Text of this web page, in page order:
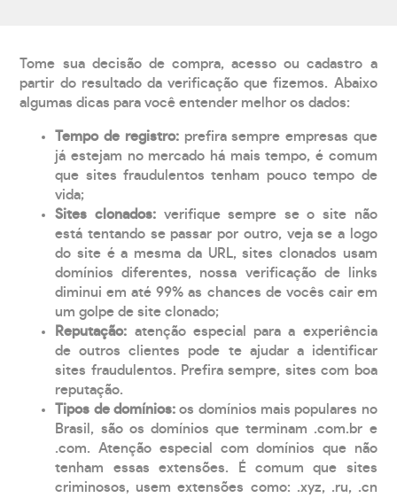
Tome sua decisão de compra, acesso ou cadastro a
partir do resultado da verificação que fizemos. Abaixo
algumas dicas para você entender melhor os dados:
Tempo de registro: prefira sempre empresas que
já estejam no mercado há mais tempo, é comum
que sites fraudulentos tenham pouco tempo de
vida;
Sites clonados: verifique sempre se o site não
está tentando se passar por outro, veja se a logo
do site é a mesma da URL, sites clonados usam
domínios diferentes, nossa verificação de links
diminui em até 99% as chances de vocês cair em
um golpe de site clonado;
Reputação: atenção especial para a experiência
de outros clientes pode te ajudar a identificar
sites fraudulentos. Prefira sempre, sites com boa
reputação.
Tipos de domínios:os domínios mais populares no
Brasil, são os domínios que terminam .com.br e
.com. Atenção especial com domínios que não
tenham essas extensões. É comum que sites
criminosos, usem extensões como: .xyz, .ru, .cn